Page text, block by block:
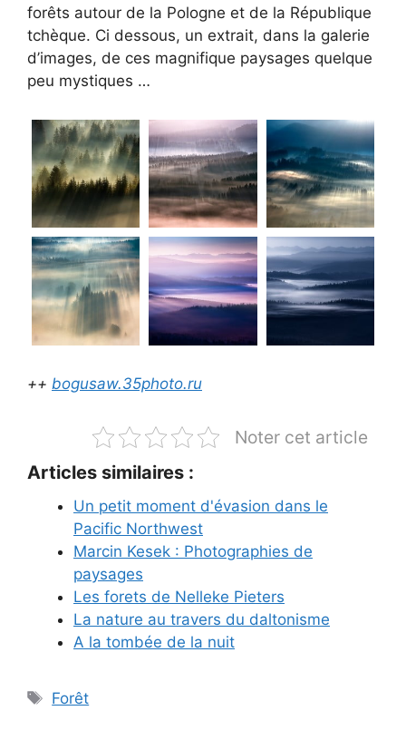
forêts autour de la Pologne et de la République
tchèque. Ci dessous, un extrait, dans la galerie
d’images, de ces magnifique paysages quelque
peu mystiques …
++ bogusaw.35photo.ru
Noter cet article
Articles similaires :
Un petit moment d'évasion dans le
Pacific Northwest
Marcin Kesek : Photographies de
paysages
Les forets de Nelleke Pieters
La nature au travers du daltonisme
A la tombée de la nuit
Étiquettes
Forêt